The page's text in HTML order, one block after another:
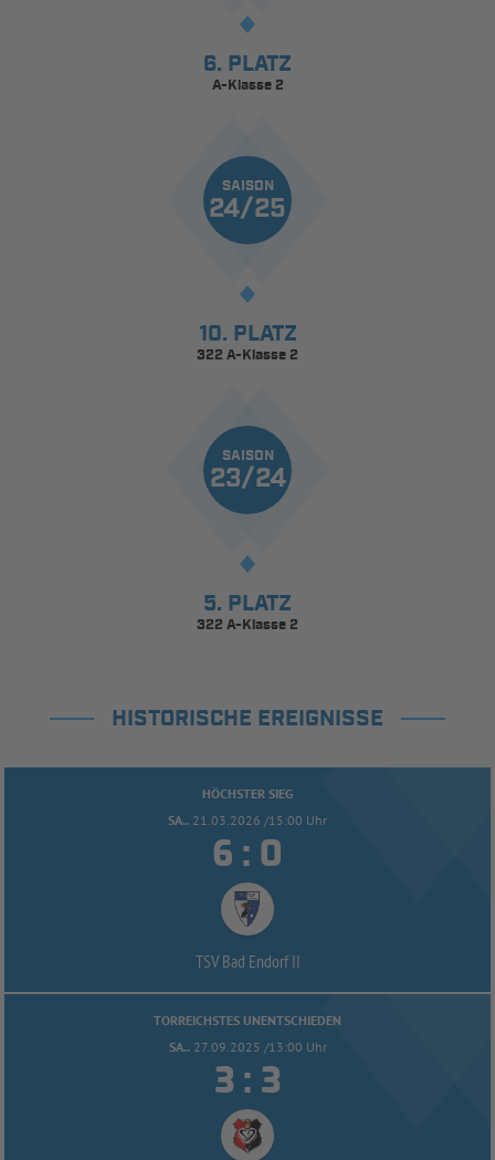
6. PLATZ
A-Klasse 2
SAISON
24/25
10. PLATZ
322 A-Klasse 2
SAISON
23/24
5. PLATZ
322 A-Klasse 2
HISTORISCHE EREIGNISSE
HÖCHSTER SIEG
SA.. 21.03.2026 /15:00 Uhr
 : 
TSV Bad Endorf II
TORREICHSTES UNENTSCHIEDEN
SA.. 27.09.2025 /13:00 Uhr
 : 